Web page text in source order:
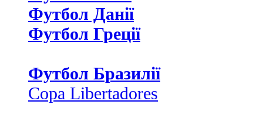
Футбол Данії
Футбол Греції
Футбол Бразилії
Copa Libertadores